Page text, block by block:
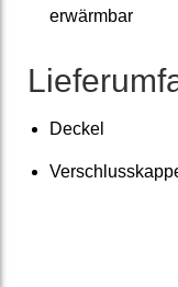
erwärm­bar
Deckel